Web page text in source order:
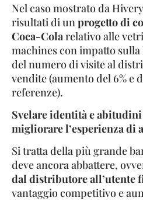
Nel caso mostrato da
risultati di un progetto di
Coca-Cola relativo alle
machines con impatto
del numero di visite al
vendite (aumento del 6% e
referenze).
Svelare identità e
migliorare l’esperienza di
Si tratta della più grande
deve ancora abbattere,
dal distributore all’utente
vantaggio competitivo e